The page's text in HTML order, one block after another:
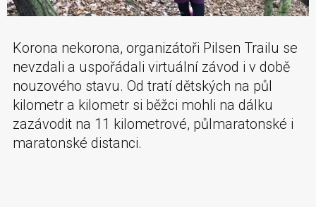
Korona nekorona, organizátoři Pilsen Trailu se
nevzdali a uspořádali virtuální závod i v době
nouzového stavu. Od tratí dětských na půl
kilometr a kilometr si běžci mohli na dálku
zazávodit na 11 kilometrové, půlmaratonské i
maratonské distanci.